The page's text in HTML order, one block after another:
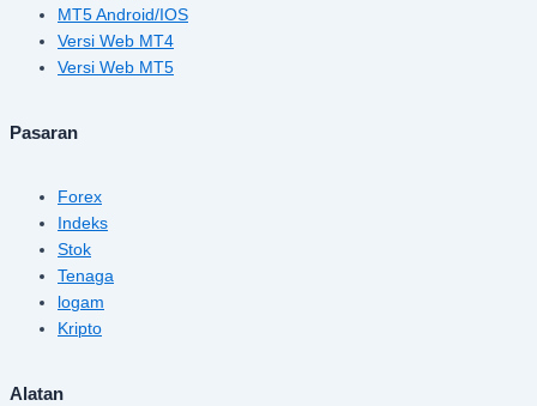
MT5 Android/IOS
Versi Web MT4
Versi Web MT5
Pasaran
Forex
Indeks
Stok
Tenaga
logam
Kripto
Alatan